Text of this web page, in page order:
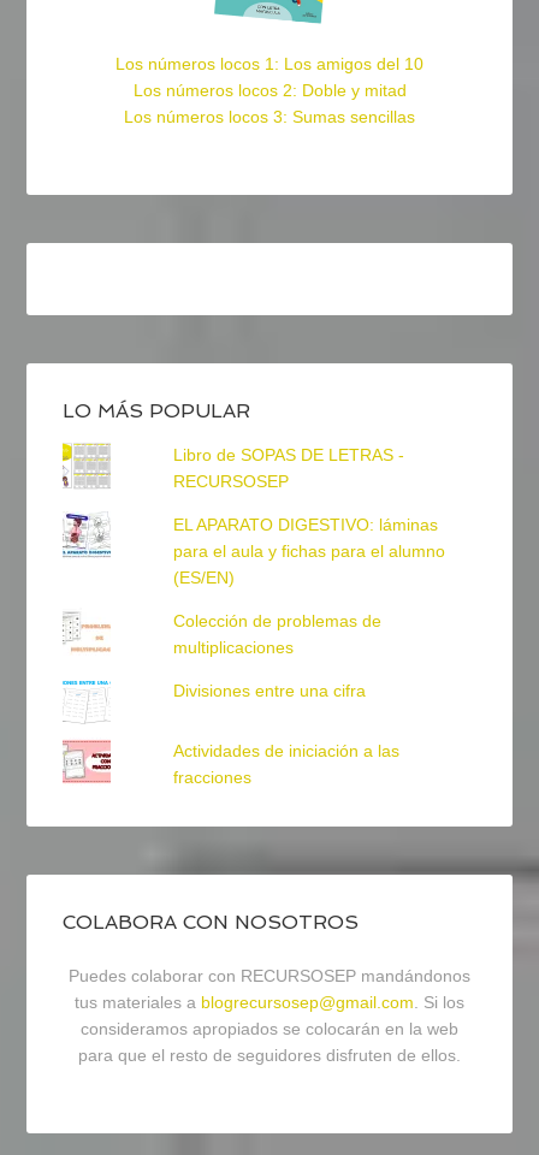
Los números locos 1: Los amigos del 10
Los números locos 2: Doble y mitad
Los números locos 3: Sumas sencillas
LO MÁS POPULAR
Libro de SOPAS DE LETRAS -
RECURSOSEP
EL APARATO DIGESTIVO: láminas
para el aula y fichas para el alumno
(ES/EN)
Colección de problemas de
multiplicaciones
Divisiones entre una cifra
Actividades de iniciación a las
fracciones
COLABORA CON NOSOTROS
Puedes colaborar con RECURSOSEP mandándonos
tus materiales a blogrecursosep@gmail.com. Si los
consideramos apropiados se colocarán en la web
para que el resto de seguidores disfruten de ellos.